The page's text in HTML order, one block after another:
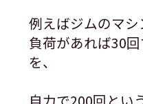
例えばジムのマ
負荷があれば30
を、